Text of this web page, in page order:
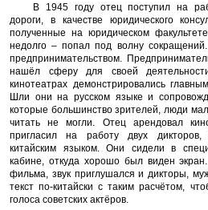
В 1945 году отец поступил на
дороги, в качестве юридического
полученные на юридическом
недолго – попал под волну
предпринимательством.
нашёл сферу для своей
кинотеатрах демонстрировались
Шли они на русском языке и
которые большинство зрителей, люди
читать не могли. Отец арендовал
пригласил на работу двух
китайским языком. Они сидели в
кабине, откуда хорошо был виден
фильма, звук приглушался и дикторы,
текст по-китайски с таким расчётом,
голоса советских актёров.